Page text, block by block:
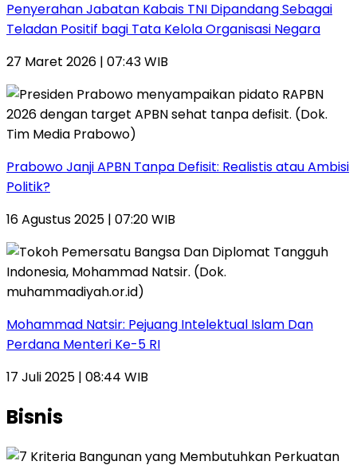
Penyerahan Jabatan Kabais TNI Dipandang Sebagai
Teladan Positif bagi Tata Kelola Organisasi Negara
27 Maret 2026 | 07:43 WIB
Prabowo Janji APBN Tanpa Defisit: Realistis atau Ambisi
Politik?
16 Agustus 2025 | 07:20 WIB
Mohammad Natsir: Pejuang Intelektual Islam Dan
Perdana Menteri Ke-5 RI
17 Juli 2025 | 08:44 WIB
Bisnis